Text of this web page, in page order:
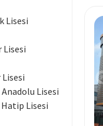
Lisesi
Lisesi
Lisesi
Lisesi